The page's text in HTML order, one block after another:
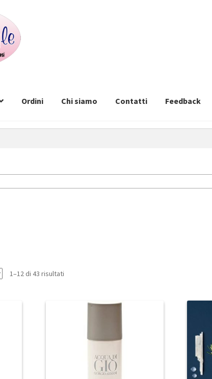
Ordini Chi siamo Contatti Feedback
1–12 di 43 risultati